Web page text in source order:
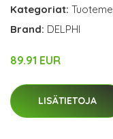
Kategoriat:
Brand: DELPHI
89.91 EUR
LISÄTIETOJA